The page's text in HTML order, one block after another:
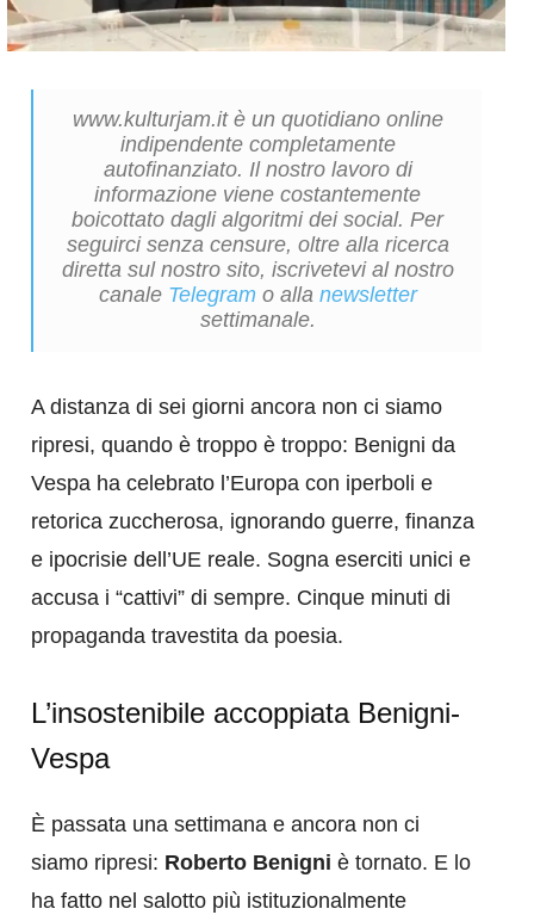
www.kulturjam.it è un quotidiano online
indipendente completamente
autofinanziato. Il nostro lavoro di
informazione viene costantemente
boicottato dagli algoritmi dei social. Per
seguirci senza censure, oltre alla ricerca
diretta sul nostro sito, iscrivetevi al nostro
canale Telegram o alla newsletter
settimanale.
A distanza di sei giorni ancora non ci siamo
ripresi, quando è troppo è troppo: Benigni da
Vespa ha celebrato l’Europa con iperboli e
retorica zuccherosa, ignorando guerre, finanza
e ipocrisie dell’UE reale. Sogna eserciti unici e
accusa i “cattivi” di sempre. Cinque minuti di
propaganda travestita da poesia.
L’insostenibile accoppiata Benigni-
Vespa
È passata una settimana e ancora non ci
siamo ripresi: Roberto Benigni è tornato. E lo
ha fatto nel salotto più istituzionalmente